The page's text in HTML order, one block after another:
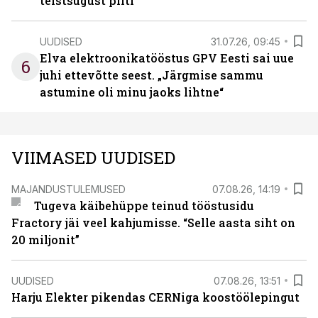
6
UUDISED 31.07.26, 09:45
Elva elektroonikatööstus GPV Eesti sai uue
juhi ettevõtte seest. „Järgmise sammu
astumine oli minu jaoks lihtne“
VIIMASED UUDISED
MAJANDUSTULEMUSED 07.08.26, 14:19
Tugeva käibehüppe teinud tööstusidu
Fractory jäi veel kahjumisse. “Selle aasta siht on
20 miljonit”
UUDISED 07.08.26, 13:51
Harju Elekter pikendas CERNiga koostöölepingut